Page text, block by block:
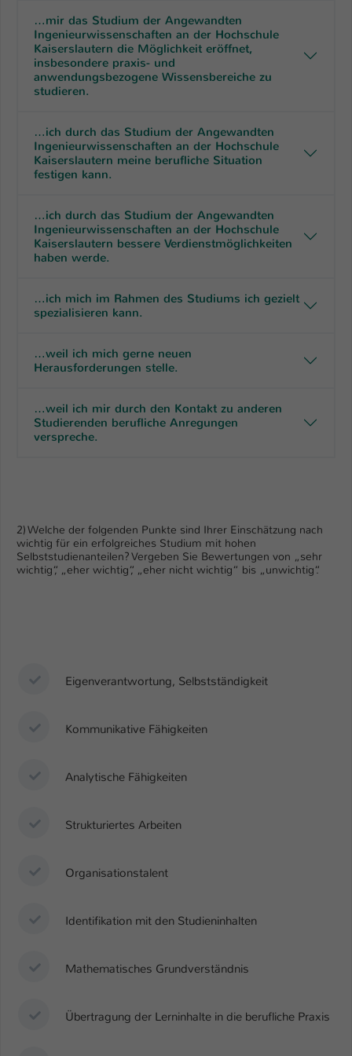
…mir das Studium der Angewandten
Ingenieurwissenschaften an der Hochschule
Kaiserslautern die Möglichkeit eröffnet,
insbesondere praxis- und
anwendungsbezogene Wissensbereiche zu
studieren.
…ich durch das Studium der Angewandten
Ingenieurwissenschaften an der Hochschule
Kaiserslautern meine berufliche Situation
festigen kann.
…ich durch das Studium der Angewandten
Ingenieurwissenschaften an der Hochschule
Kaiserslautern bessere Verdienstmöglichkeiten
haben werde.
…ich mich im Rahmen des Studiums ich gezielt
spezialisieren kann.
…weil ich mich gerne neuen
Herausforderungen stelle.
…weil ich mir durch den Kontakt zu anderen
Studierenden berufliche Anregungen
verspreche.
2) Welche der folgenden Punkte sind Ihrer Einschätzung nach
wichtig für ein erfolgreiches Studium mit hohen
Selbststudienanteilen? Vergeben Sie Bewertungen von „sehr
wichtig“, „eher wichtig“, „eher nicht wichtig“ bis „unwichtig“.
Eigenverantwortung, Selbstständigkeit
Kommunikative Fähigkeiten
Analytische Fähigkeiten
Strukturiertes Arbeiten
Organisationstalent
Identifikation mit den Studieninhalten
Mathematisches Grundverständnis
Übertragung der Lerninhalte in die berufliche Praxis
Zweck
generierte ID, für die historische
Speicherung Ihrer vorgenommen
Einstellungen, falls der Webseiten-
Betreiber dies eingestellt hat.
Anbieter TYPO3
Dieses Cookie ist ein Standard-Session-
Cookie von TYPO3. Es speichert im Fall
wiedererkannt werden und es wird ihm
Zugang zu geschützten Bereichen
Anbieter TYPO3
Laufzeit
zu verwalten.